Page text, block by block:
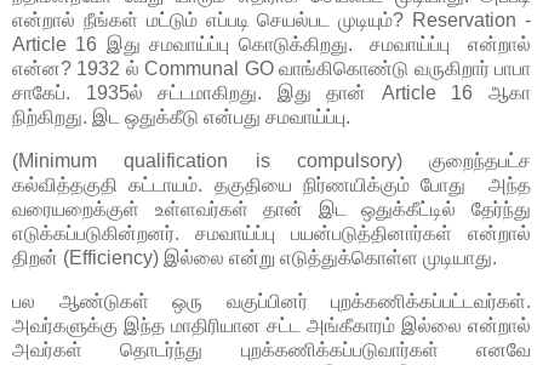
என்றால் நீங்கள் மட்டும் எப்படி செயல்பட முடியும்? Reservation -
Article 16 இது சமவாய்ப்பு கொடுக்கிறது. சமவாய்ப்பு என்றால்
என்ன? 1932 ல் Communal GO வாங்கிகொண்டு வருகிறார் பாபா
சாகேப். 1935ல் சட்டமாகிறது. இது தான் Article 16 ஆகா
நிற்கிறது. இட ஒதுக்கீடு என்பது சமவாய்ப்பு.
(Minimum qualification is compulsory) குறைந்தபட்ச
கல்வித்தகுதி கட்டாயம். தகுதியை நிர்ணயிக்கும் போது அந்த
வரையறைக்குள் உள்ளவர்கள் தான் இட ஒதுக்கீட்டில் தேர்ந்து
எடுக்கப்படுகின்றனர். சமவாய்ப்பு பயன்படுத்தினார்கள் என்றால்
திறன் (Efficiency) இல்லை என்று எடுத்துக்கொள்ள முடியாது.
பல ஆண்டுகள் ஒரு வகுப்பினர் புறக்கணிக்கப்பட்டவர்கள்.
அவர்களுக்கு இந்த மாதிரியான சட்ட அங்கீகாரம் இல்லை என்றால்
அவர்கள் தொடர்ந்து புறக்கணிக்கப்படுவார்கள் எனவே